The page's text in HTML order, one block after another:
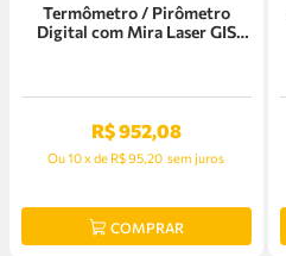
Termômetro / Pirômetro
Digital com Mira Laser GIS
R$952,08
Ou10xde R$ 95,20 sem juros
COMPRAR